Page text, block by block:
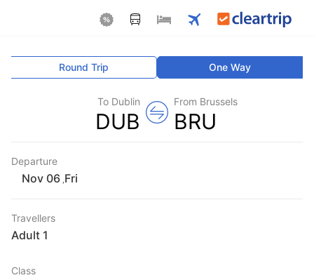
One Way
Round Trip
From Brussels
BRU
To Dublin
DUB
Departure
Fri
Travellers
1 Adult
Class